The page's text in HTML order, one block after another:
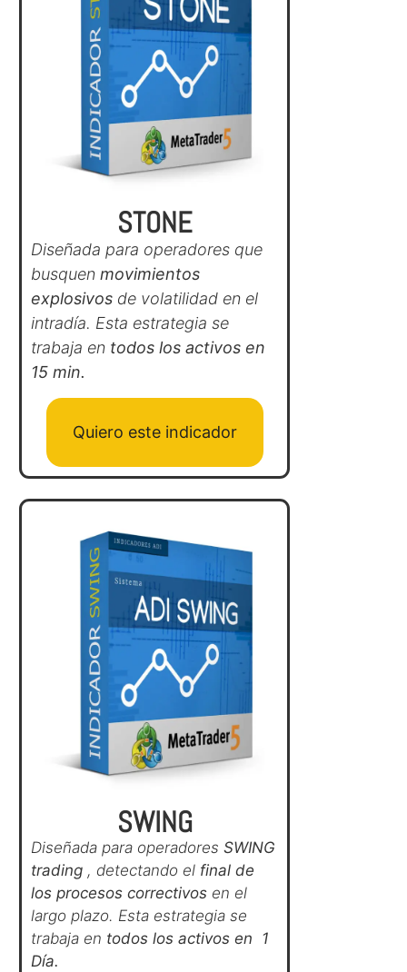
STONE
Diseñada para operadores que
busquen movimientos
explosivos de volatilidad en el
intradía. Esta estrategia se
trabaja en todos los activos en
15 min.
Quiero este indicador
SWING
Diseñada para operadores SWING
trading , detectando el final de
los procesos correctivos en el
largo plazo. Esta estrategia se
trabaja en todos los activos en 1
Día.